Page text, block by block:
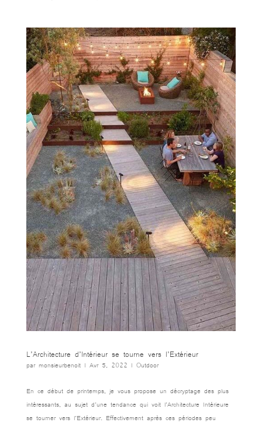
L’Architecture d’Intérieur se tourne vers l’Extérieur
par monsieurbenoit| Avr 5, 2022 | Outdoor
En ce début de printemps, je vous propose un décryptage des plus
intéressants, au sujet d’une tendance qui voit l’Architecture Intérieure
se tourner vers l’Extérieur. Effectivement après ces périodes peu